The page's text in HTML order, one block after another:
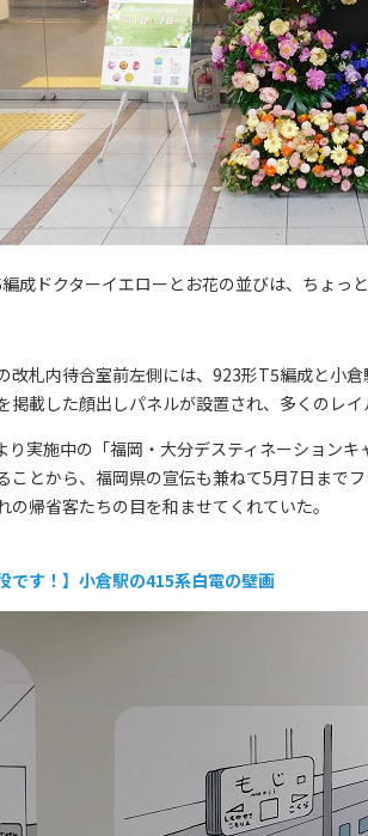
成ドクターイエローとお花の並びは、ちょっ
改札内待合室前左側には、923形T5編成と小
掲載した顔出しパネルが設置され、多くのレ
実施中の「福岡・大分デスティネーション
ことから、福岡県の宣伝も兼ねて5月7日まで
の帰省客たちの目を和ませてくれていた。
です！】小倉駅の415系白電の壁画